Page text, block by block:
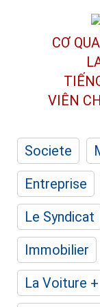
CƠ
VIÊN
Societe
Entreprise
Le Syndicat
Immobilier
La Voiture +